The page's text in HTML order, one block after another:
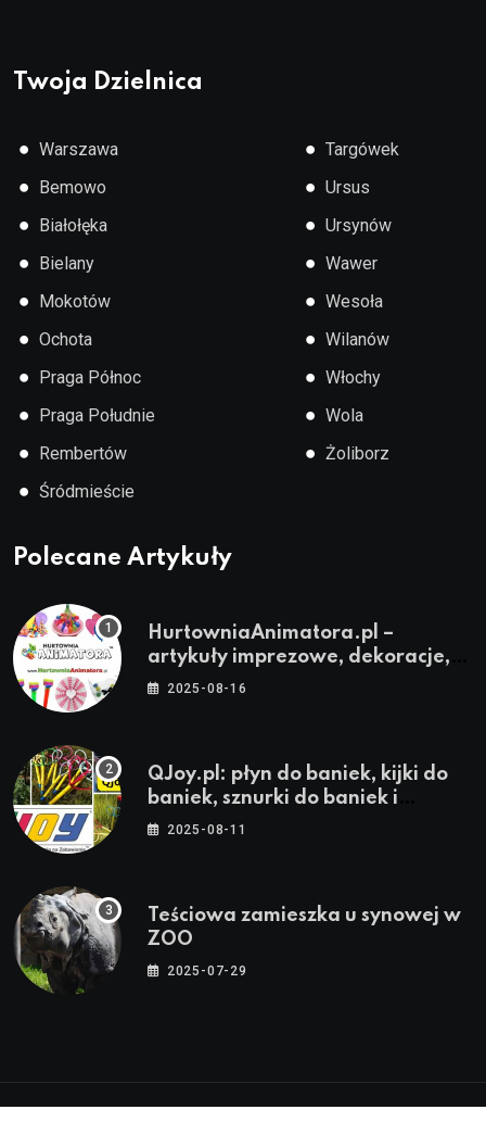
Twoja Dzielnica
● Warszawa
● Bemowo
● Białołęka
● Bielany
● Mokotów
● Ochota
● Praga Północ
● Praga Południe
● Rembertów
● Śródmieście
● Targówek
● Ursus
● Ursynów
● Wawer
● Wesoła
● Wilanów
● Włochy
● Wola
● Żoliborz
Polecane Artykuły
HurtowniaAnimatora.pl –
artykuły imprezowe, dekoracje,
stroje i akcesoria dla animatorów
2025-08-16
QJoy.pl: płyn do baniek, kijki do
baniek, sznurki do baniek i
zestawy do baniek
2025-08-11
Teściowa zamieszka u synowej w
ZOO
2025-07-29